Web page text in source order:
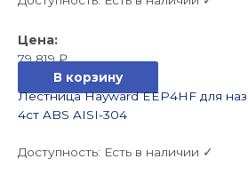
79 819₽
В корзину
Лестница Hayward EEP4HF для
4cт ABS AISI-304
Доступность: Есть в наличии ✓